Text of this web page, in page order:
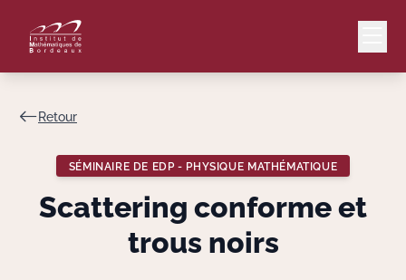
Lang
Retour
SÉMINAIRE DE EDP - PHYSIQUE MATHÉMATIQUE
Scattering conforme et
trous noirs